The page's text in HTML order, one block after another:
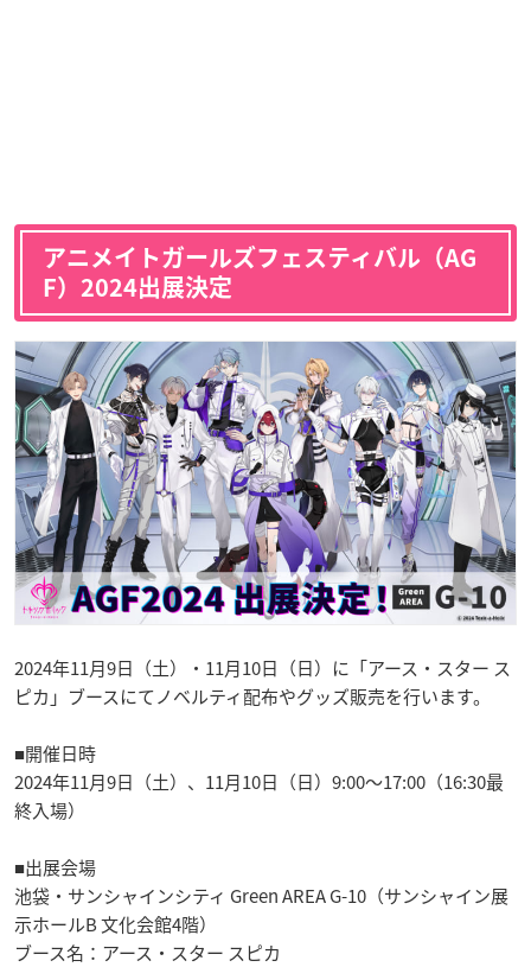
アニメイトガールズフェスティバル（AG
F）2024出展決定
2024年11月9日（土）・11月10日（日）に「アース・スター ス
ピカ」ブースにてノベルティ配布やグッズ販売を行います。
■開催日時
2024年11月9日（土）、11月10日（日）9:00～17:00（16:30最
終入場）
■出展会場
池袋・サンシャインシティ Green AREA G-10（サンシャイン展
示ホールB 文化会館4階）
ブース名：アース・スター スピカ